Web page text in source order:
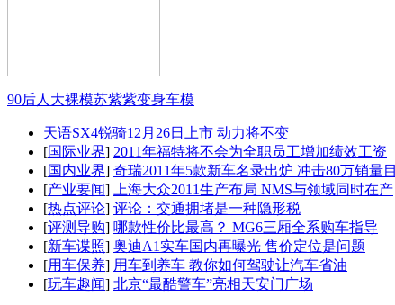
90后人大裸模苏紫紫变身车模
天语SX4锐骑12月26日上市 动力将不变
[国际业界] 2011年福特将不会为全职员工增加绩效工资
[国内业界] 奇瑞2011年5款新车名录出炉 冲击80万销量目
[产业要闻]
上海大众2011生产布局 NMS与领域同时在产
[热点评论] 评论：交通拥堵是一种隐形税
[评测导购] 哪款性价比最高？ MG6三厢全系购车指导
[新车谍照] 奥迪A1实车国内再曝光 售价定位是问题
[用车保养] 用车到养车 教你如何驾驶让汽车省油
[玩车趣闻] 北京“最酷警车”亮相天安门广场